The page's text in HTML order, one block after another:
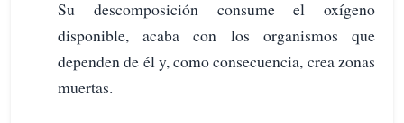
Su descomposición consume el oxígeno
disponible, acaba con los organismos que
dependen de él y, como consecuencia, crea zonas
muertas.